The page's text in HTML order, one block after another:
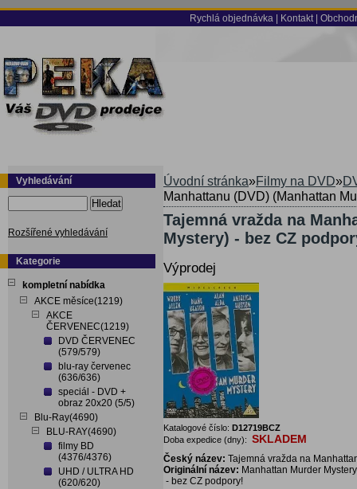
Rychlá objednávka Kontakt
Vyhledávání
Hledat
Rozšířené vyhledávání
Kategorie
kompletní nabídka
AKCE měsíce(1219)
AKCE
ČERVENEC(1219)
DVD ČERVENEC
(579/579)
blu-ray červenec
(636/636)
speciál - DVD +
obraz 20x20 (5/5)
Blu-Ray(4690)
BLU-RAY(4690)
filmy BD
(4376/4376)
UHD / ULTRA HD
(620/620)
Úvodní stránka»Filmy na DVD»
Manhattanu (DVD) (Manhattan
Tajemná vražda na
Mystery) - bez CZ
Výprodej
Katalogové číslo: D12719BCZ
Doba expedice (dny): SKLADEM
Český název: Tajemná vražda na
Originální název: Manhattan Murder
- bez CZ podpory!